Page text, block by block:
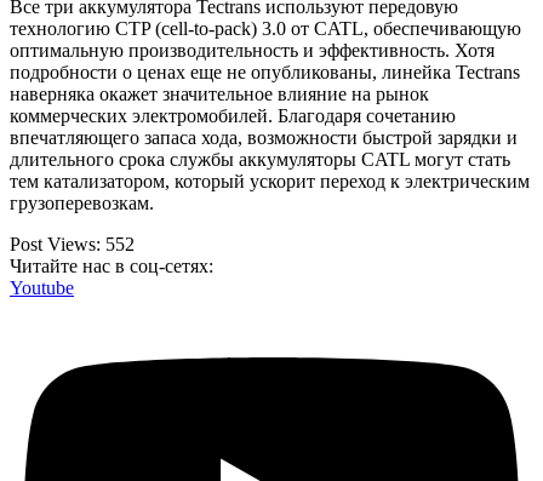
Все три аккумулятора Tectrans используют передовую
технологию CTP (cell-to-pack) 3.0 от CATL, обеспечивающую
оптимальную производительность и эффективность. Хотя
подробности о ценах еще не опубликованы, линейка Tectrans
наверняка окажет значительное влияние на рынок
коммерческих электромобилей. Благодаря сочетанию
впечатляющего запаса хода, возможности быстрой зарядки и
длительного срока службы аккумуляторы CATL могут стать
тем катализатором, который ускорит переход к электрическим
грузоперевозкам.
Post Views: 552
Читайте нас в соц-сетях:
Youtube